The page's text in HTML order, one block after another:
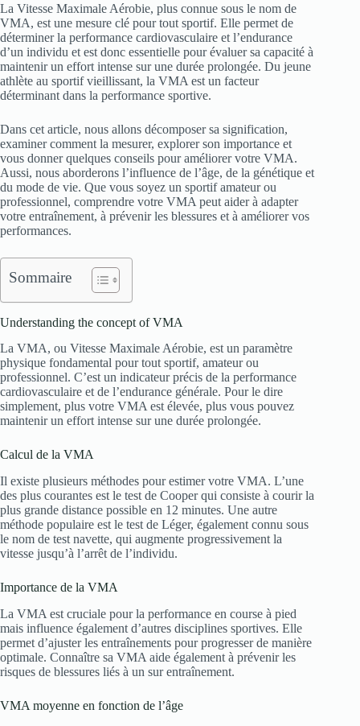
La Vitesse Maximale Aérobie, plus connue sous le nom de
VMA, est une mesure clé pour tout sportif. Elle permet de
déterminer la performance cardiovasculaire et l’endurance
d’un individu et est donc essentielle pour évaluer sa capacité à
maintenir un effort intense sur une durée prolongée. Du jeune
athlète au sportif vieillissant, la VMA est un facteur
déterminant dans la performance sportive.
Dans cet article, nous allons décomposer sa signification,
examiner comment la mesurer, explorer son importance et
vous donner quelques conseils pour améliorer votre VMA.
Aussi, nous aborderons l’influence de l’âge, de la génétique et
du mode de vie. Que vous soyez un sportif amateur ou
professionnel, comprendre votre VMA peut aider à adapter
votre entraînement, à prévenir les blessures et à améliorer vos
performances.
Sommaire
Understanding the concept of VMA
La VMA, ou Vitesse Maximale Aérobie, est un paramètre
physique fondamental pour tout sportif, amateur ou
professionnel. C’est un indicateur précis de la performance
cardiovasculaire et de l’endurance générale. Pour le dire
simplement, plus votre VMA est élevée, plus vous pouvez
maintenir un effort intense sur une durée prolongée.
Calcul de la VMA
Il existe plusieurs méthodes pour estimer votre VMA. L’une
des plus courantes est le test de Cooper qui consiste à courir la
plus grande distance possible en 12 minutes. Une autre
méthode populaire est le test de Léger, également connu sous
le nom de test navette, qui augmente progressivement la
vitesse jusqu’à l’arrêt de l’individu.
Importance de la VMA
La VMA est cruciale pour la performance en course à pied
mais influence également d’autres disciplines sportives. Elle
permet d’ajuster les entraînements pour progresser de manière
optimale. Connaître sa VMA aide également à prévenir les
risques de blessures liés à un sur entraînement.
VMA moyenne en fonction de l’âge